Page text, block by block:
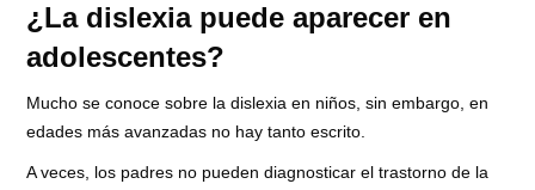
¿La dislexia puede aparecer en
adolescentes?
Mucho se conoce sobre la dislexia en niños, sin embargo, en
edades más avanzadas no hay tanto escrito.
A veces, los padres no pueden diagnosticar el trastorno de la